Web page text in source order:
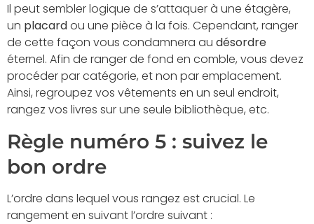
Il peut sembler logique de s’attaquer à une étagère,
un placardou une pièce à la fois. Cependant, ranger
de cette façon vous condamnera au désordre
éternel. Afin de ranger de fond en comble, vous devez
procéder par catégorie, et non par emplacement.
Ainsi, regroupez vos vêtements en un seul endroit,
rangez vos livres sur une seule bibliothèque, etc.
Règle numéro 5 : suivez le
bon ordre
L’ordre dans lequel vous rangez est crucial. Le
rangement en suivant l’ordre suivant :